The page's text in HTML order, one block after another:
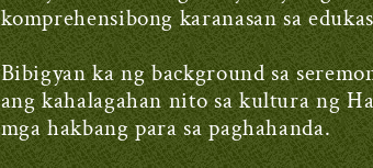
komprehensibong karanasan sa
Bibigyan ka ng background sa
ang kahalagahan nito sa kultura ng
mga hakbang para sa paghahanda.